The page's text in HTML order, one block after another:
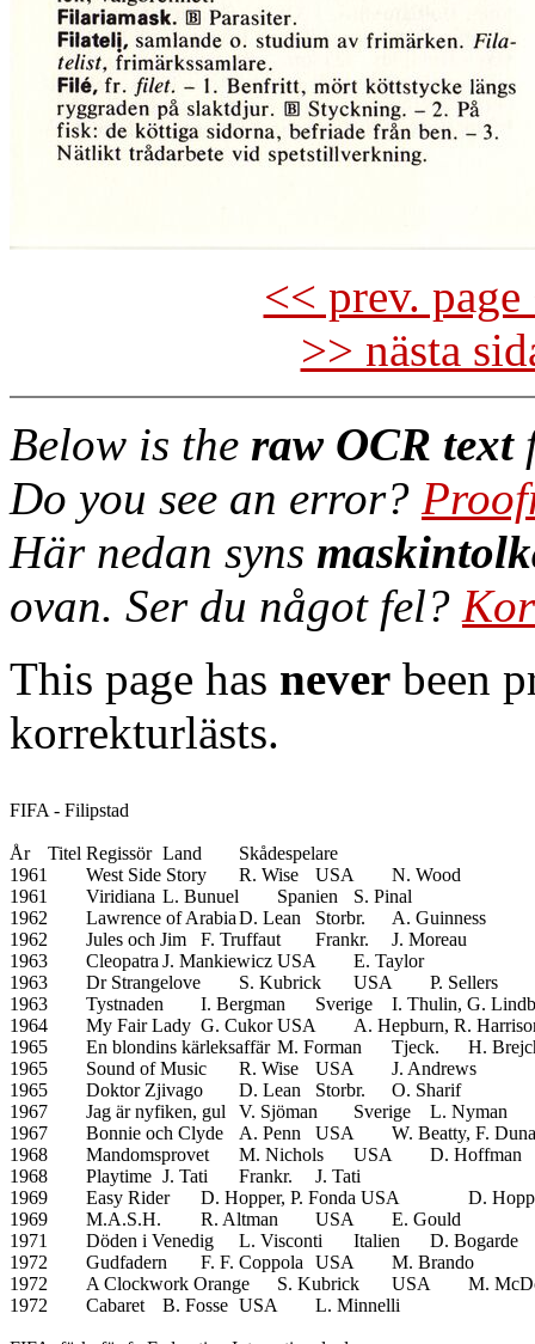
<< prev.
>> nästa
Below is the raw OCR text
Do you see an error?
Här nedan syns
ovan. Ser du något fel?
This page has never been
korrekturlästs.
FIFA - Filipstad
År	Titel	Regissör	Land	Skådespelare
1961	West Side Story	R. Wise	USA	N. Wood
1961	Viridiana	L. Bunuel	Spanien	S. Pinal
1962	Lawrence of Arabia	D. Lean	Storbr.	A. Guinness
1962	Jules och Jim	F. Truffaut	Frankr.	J. Moreau
1963	Cleopatra	J. Mankiewicz	USA	E. Taylor
1963	Dr Strangelove	S. Kubrick	USA	P. Sellers
1963	Tystnaden	I. Bergman	Sverige	I. Thulin, G. Lindblom
1964	My Fair Lady	G. Cukor	USA	A. Hepburn, R. Harrison
1965	En blondins kärleksaffär	M. Forman	Tjeck.	H. Brejchova
1965	Sound of Music	R. Wise	USA	J. Andrews
1965	Doktor Zjivago	D. Lean	Storbr.	O. Sharif
1967	Jag är nyfiken, gul	V. Sjöman	Sverige	L. Nyman
1967	Bonnie och Clyde	A. Penn	USA	W. Beatty, F. Dunaway
1968	Mandomsprovet	M. Nichols	USA	D. Hoffman
1968	Playtime	J. Tati	Frankr.	J. Tati
1969	Easy Rider	D. Hopper, P. Fonda USA		D. Hopper, P. Fonda
1969	M.A.S.H.	R. Altman	USA	E. Gould
1971	Döden i Venedig	L. Visconti	Italien	D. Bogarde
1972	Gudfadern	F. F. Coppola	USA	M. Brando
1972	A Clockwork Orange	S. Kubrick	USA	M. McDowell
1972	Cabaret	B. Fosse	USA	L. Minnelli